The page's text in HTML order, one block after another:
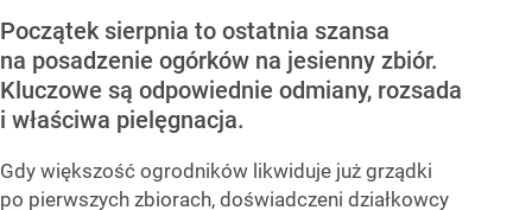
Początek sierpnia to ostatnia szansa
na posadzenie ogórków na jesienny zbiór.
Kluczowe są odpowiednie odmiany, rozsada
i właściwa pielęgnacja.
Gdy większość ogrodników likwiduje już grządki
po pierwszych zbiorach, doświadczeni działkowcy